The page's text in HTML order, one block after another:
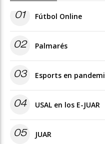
01 Fútbol Online
02 Palmarés
03 Esports en
04 USAL en los E-JUAR
05 JUAR